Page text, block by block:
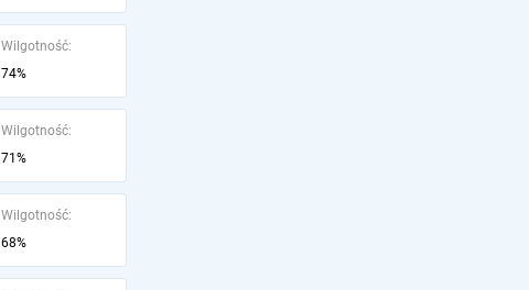
Wilgotność:
74%
Wilgotność:
71%
Wilgotność:
68%